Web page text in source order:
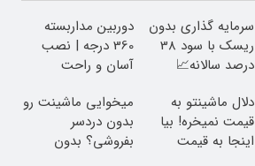
سرمایه گذاری بدون
ریسک با سود 38
درصد سالانه📈
دوربین مداربسته
360 درجه | نصب
آسان و راحت
دلال ماشینتو به
قیمت نمیخره! بیا
اینجا به قیمت
میخوایی ماشینت رو
بدون دردسر
بفروشی؟ بدون